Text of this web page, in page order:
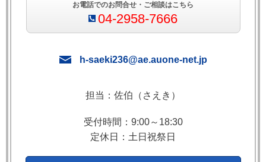
お電話でのお問合せ・ご相談はこちら
04-2958-7666
h-saeki236@ae.auone-net.jp
担当：佐伯（さえき）
受付時間：9:00～18:30
定休日：土日祝祭日